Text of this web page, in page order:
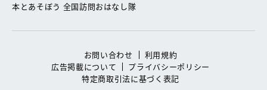
本とあそぼう 全国訪問おはなし隊
お問い合わせ
利用規約
広告掲載について
プライバシーポリシー
特定商取引法に基づく表記